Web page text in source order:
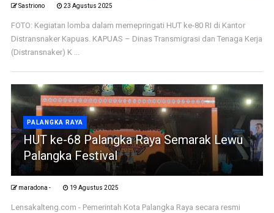
Sastriono 23 Agustus 2025
FOTO: Kegiatan lomba dalam memepringati HUT ke-80 RI di Kantor
Distransnaker Kapuas. KAPUAS – Dinas Transmigrasi dan Tenaga Kerja
(Distransnaker) K ...
PALANGKA RAYA
HUT ke-68 Palangka Raya Semarak Lewu
Palangka Festival
maradona - 19 Agustus 2025
Lensakalteng.com - Pemerintah Kota Palangka Raya secara resmi